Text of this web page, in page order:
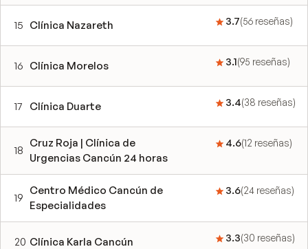
15 Clínica Nazareth 3.7(56 reseñas)
16 Clínica Morelos 3.1(95 reseñas)
17 Clínica Duarte 3.4(38 reseñas)
18
Cruz Roja | Clínica de
Urgencias Cancún 24 horas
4.6(12 reseñas)
19
Centro Médico Cancún de
Especialidades
3.6(24 reseñas)
20 Clínica Karla Cancún 3.3(30 reseñas)